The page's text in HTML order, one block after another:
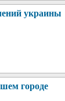
украины
городе